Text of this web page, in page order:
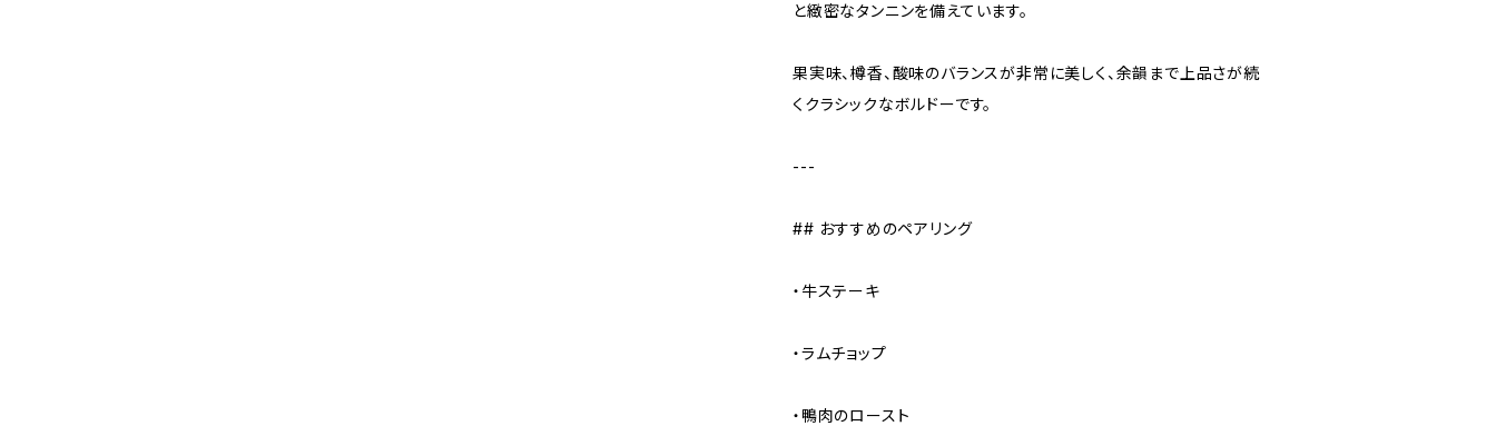
と緻密なタンニンを備えています。
果実味、樽香、酸味のバランスが非常に美しく、余韻まで上品さが続
くクラシックなボルドーです。
---
## おすすめのペアリング
・牛ステーキ
・ラムチョップ
・鴨肉のロースト